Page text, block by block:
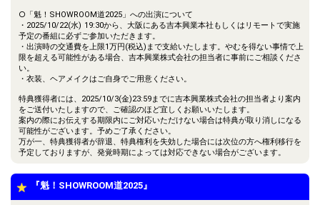
○「魁！SHOWROOM道2025」への出演について
・2025/10/22(水) 19:30から、大阪にある吉本興業本社もしくはリモートで実施
予定の番組に必ずご参加いただきます。
・出演時の交通費を上限1万円(税込)まで支給いたします。やむを得ない事情で上
限を超える可能性がある場合、吉本興業株式会社の担当者に事前にご相談くださ
い。
・衣装、ヘアメイクはご自身でご用意ください。
特典獲得者には、2025/10/3(金)23:59までに吉本興業株式会社の担当者より案内
をご送付いたしますので、ご確認のほど宜しくお願いいたします。
案内の際にお伝えする期限内にご対応いただけない場合は特典が取り消しになる
可能性がございます。予めご了承ください。
万が一、特典獲得者が辞退、特典権利を失効した場合には次位の方へ権利移行を
予定しておりますが、発覚時期によっては対応できない場合がございます。
『魁！SHOWROOM道2025』